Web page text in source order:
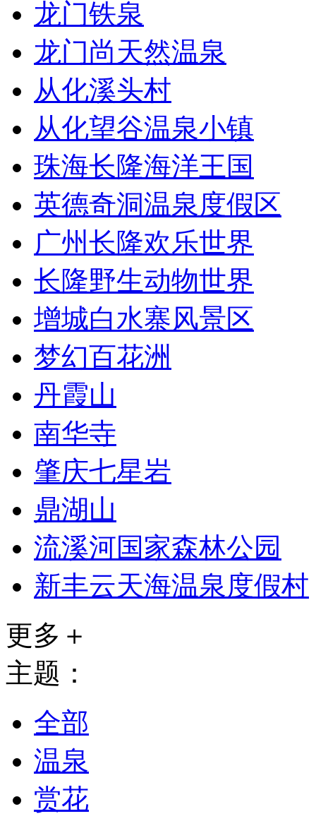
龙门铁泉
龙门尚天然温泉
从化溪头村
从化望谷温泉小镇
珠海长隆海洋王国
英德奇洞温泉度假区
广州长隆欢乐世界
长隆野生动物世界
增城白水寨风景区
梦幻百花洲
丹霞山
南华寺
肇庆七星岩
鼎湖山
流溪河国家森林公园
新丰云天海温泉度假村
更多＋
主题：
全部
温泉
赏花